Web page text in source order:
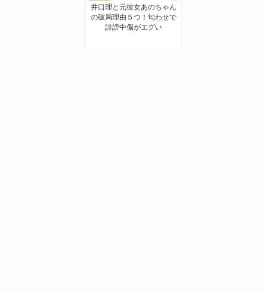
井口理と元彼女あのちゃん
の破局理由５つ！匂わせで
誹謗中傷がエグい